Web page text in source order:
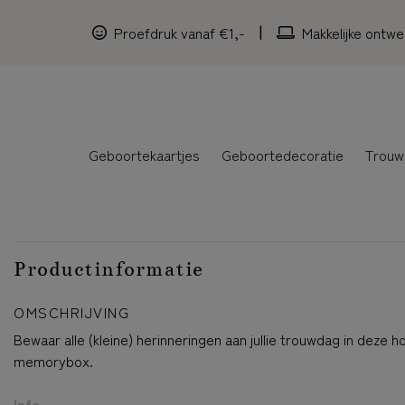
Proefdruk vanaf €1,- Makkelijke
Geboortekaartjes Geboortedecoratie
Productinformatie
OMSCHRIJVING
Bewaar alle (kleine) herinneringen aan jullie trouwdag in deze
memorybox.